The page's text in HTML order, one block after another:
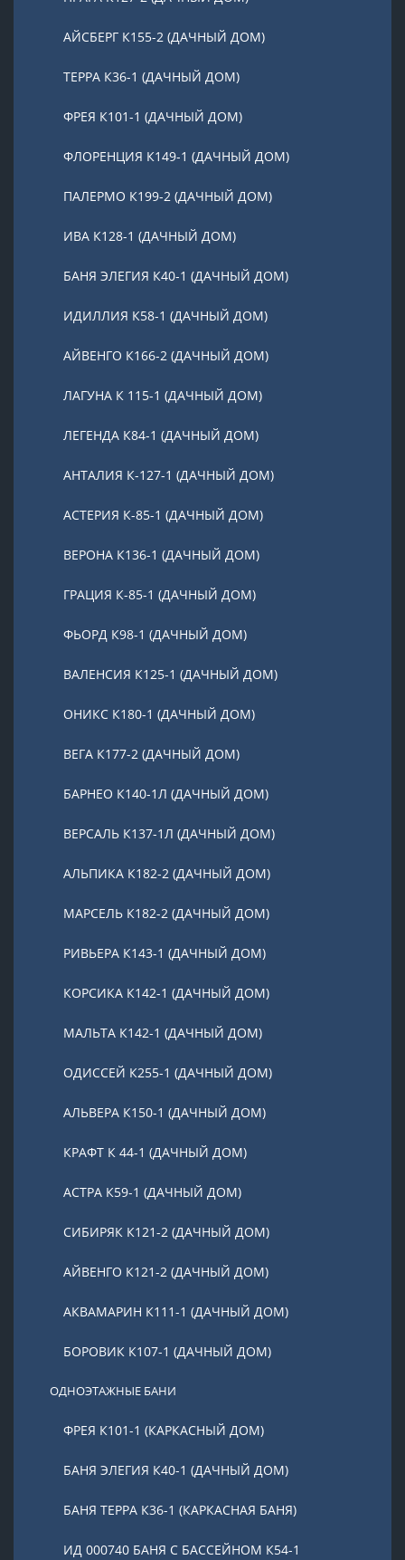
АЙСБЕРГ К155-2 (ДАЧНЫЙ ДОМ)
ТЕРРА К36-1 (ДАЧНЫЙ ДОМ)
ФРЕЯ К101-1 (ДАЧНЫЙ ДОМ)
ФЛОРЕНЦИЯ К149-1 (ДАЧНЫЙ ДОМ)
ПАЛЕРМО К199-2 (ДАЧНЫЙ ДОМ)
ИВА К128-1 (ДАЧНЫЙ ДОМ)
БАНЯ ЭЛЕГИЯ К40-1 (ДАЧНЫЙ ДОМ)
ИДИЛЛИЯ К58-1 (ДАЧНЫЙ ДОМ)
АЙВЕНГО К166-2 (ДАЧНЫЙ ДОМ)
ЛАГУНА К 115-1 (ДАЧНЫЙ ДОМ)
ЛЕГЕНДА К84-1 (ДАЧНЫЙ ДОМ)
АНТАЛИЯ К-127-1 (ДАЧНЫЙ ДОМ)
АСТЕРИЯ К-85-1 (ДАЧНЫЙ ДОМ)
ВЕРОНА К136-1 (ДАЧНЫЙ ДОМ)
ГРАЦИЯ К-85-1 (ДАЧНЫЙ ДОМ)
ФЬОРД К98-1 (ДАЧНЫЙ ДОМ)
ВАЛЕНСИЯ К125-1 (ДАЧНЫЙ ДОМ)
ОНИКС К180-1 (ДАЧНЫЙ ДОМ)
ВЕГА К177-2 (ДАЧНЫЙ ДОМ)
БАРНЕО К140-1Л (ДАЧНЫЙ ДОМ)
ВЕРСАЛЬ К137-1Л (ДАЧНЫЙ ДОМ)
АЛЬПИКА К182-2 (ДАЧНЫЙ ДОМ)
МАРСЕЛЬ К182-2 (ДАЧНЫЙ ДОМ)
РИВЬЕРА К143-1 (ДАЧНЫЙ ДОМ)
КОРСИКА К142-1 (ДАЧНЫЙ ДОМ)
МАЛЬТА К142-1 (ДАЧНЫЙ ДОМ)
ОДИССЕЙ К255-1 (ДАЧНЫЙ ДОМ)
АЛЬВЕРА К150-1 (ДАЧНЫЙ ДОМ)
КРАФТ К 44-1 (ДАЧНЫЙ ДОМ)
АСТРА К59-1 (ДАЧНЫЙ ДОМ)
СИБИРЯК К121-2 (ДАЧНЫЙ ДОМ)
АЙВЕНГО К121-2 (ДАЧНЫЙ ДОМ)
АКВАМАРИН К111-1 (ДАЧНЫЙ ДОМ)
БОРОВИК К107-1 (ДАЧНЫЙ ДОМ)
ОДНОЭТАЖНЫЕ БАНИ
ФРЕЯ К101-1 (КАРКАСНЫЙ ДОМ)
БАНЯ ЭЛЕГИЯ К40-1 (ДАЧНЫЙ ДОМ)
БАНЯ ТЕРРА К36-1 (КАРКАСНАЯ БАНЯ)
ИД 000740 БАНЯ С БАССЕЙНОМ К54-1